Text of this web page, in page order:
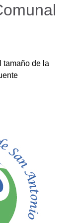
tamaño de la